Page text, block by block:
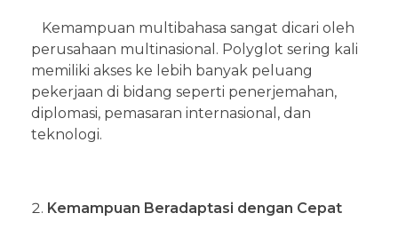
Kemampuan multibahasa sangat dicari oleh
perusahaan multinasional. Polyglot sering kali
memiliki akses ke lebih banyak peluang
pekerjaan di bidang seperti penerjemahan,
diplomasi, pemasaran internasional, dan
teknologi.
Kemampuan Beradaptasi dengan Cepat